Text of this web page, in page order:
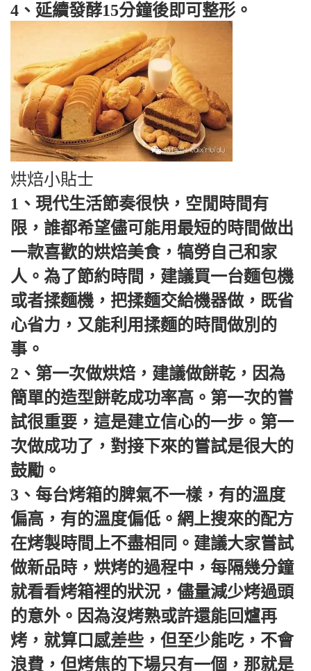
4、延續發酵15分鐘後即可整形。
烘焙小貼士
1、現代生活節奏很快，空閒時間有
限，誰都希望儘可能用最短的時間做出
一款喜歡的烘焙美食，犒勞自己和家
人。為了節約時間，建議買一台麵包機
或者揉麵機，把揉麵交給機器做，既省
心省力，又能利用揉麵的時間做別的
事。
2、第一次做烘焙，建議做餅乾，因為
簡單的造型餅乾成功率高。第一次的嘗
試很重要，這是建立信心的一步。第一
次做成功了，對接下來的嘗試是很大的
鼓勵。
3、每台烤箱的脾氣不一樣，有的溫度
偏高，有的溫度偏低。網上搜來的配方
在烤製時間上不盡相同。建議大家嘗試
做新品時，烘烤的過程中，每隔幾分鐘
就看看烤箱裡的狀況，儘量減少烤過頭
的意外。因為沒烤熟或許還能回爐再
烤，就算口感差些，但至少能吃，不會
浪費，但烤焦的下場只有一個，那就是